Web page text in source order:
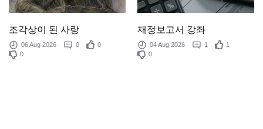
조각상이 된 사랑
06 Aug 2026 0
0
0
재정보고서 강좌
04 Aug 2026 1
1
0